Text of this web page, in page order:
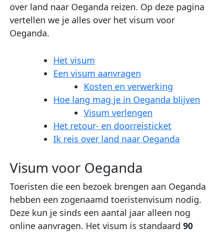
over land naar Oeganda reizen. Op deze pagina
vertellen we je alles over het visum voor
Oeganda.
Het visum
Een visum aanvragen
Kosten en verwerking
Hoe lang mag je in Oeganda blijven
Visum verlengen
Het retour- en doorreisticket
Ik reis over land naar Oeganda
Visum voor Oeganda
Toeristen die een bezoek brengen aan Oeganda
hebben een zogenaamd toeristenvisum nodig.
Deze kun je sinds een aantal jaar alleen nog
online aanvragen. Het visum is standaard 90